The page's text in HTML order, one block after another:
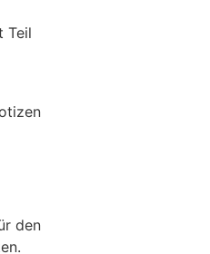
Teil
den